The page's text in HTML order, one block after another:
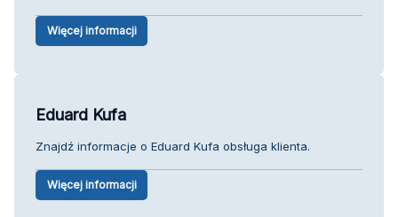
Więcej informacji
Eduard Kufa
Znajdź informacje o Eduard Kufa obsługa klienta.
Więcej informacji